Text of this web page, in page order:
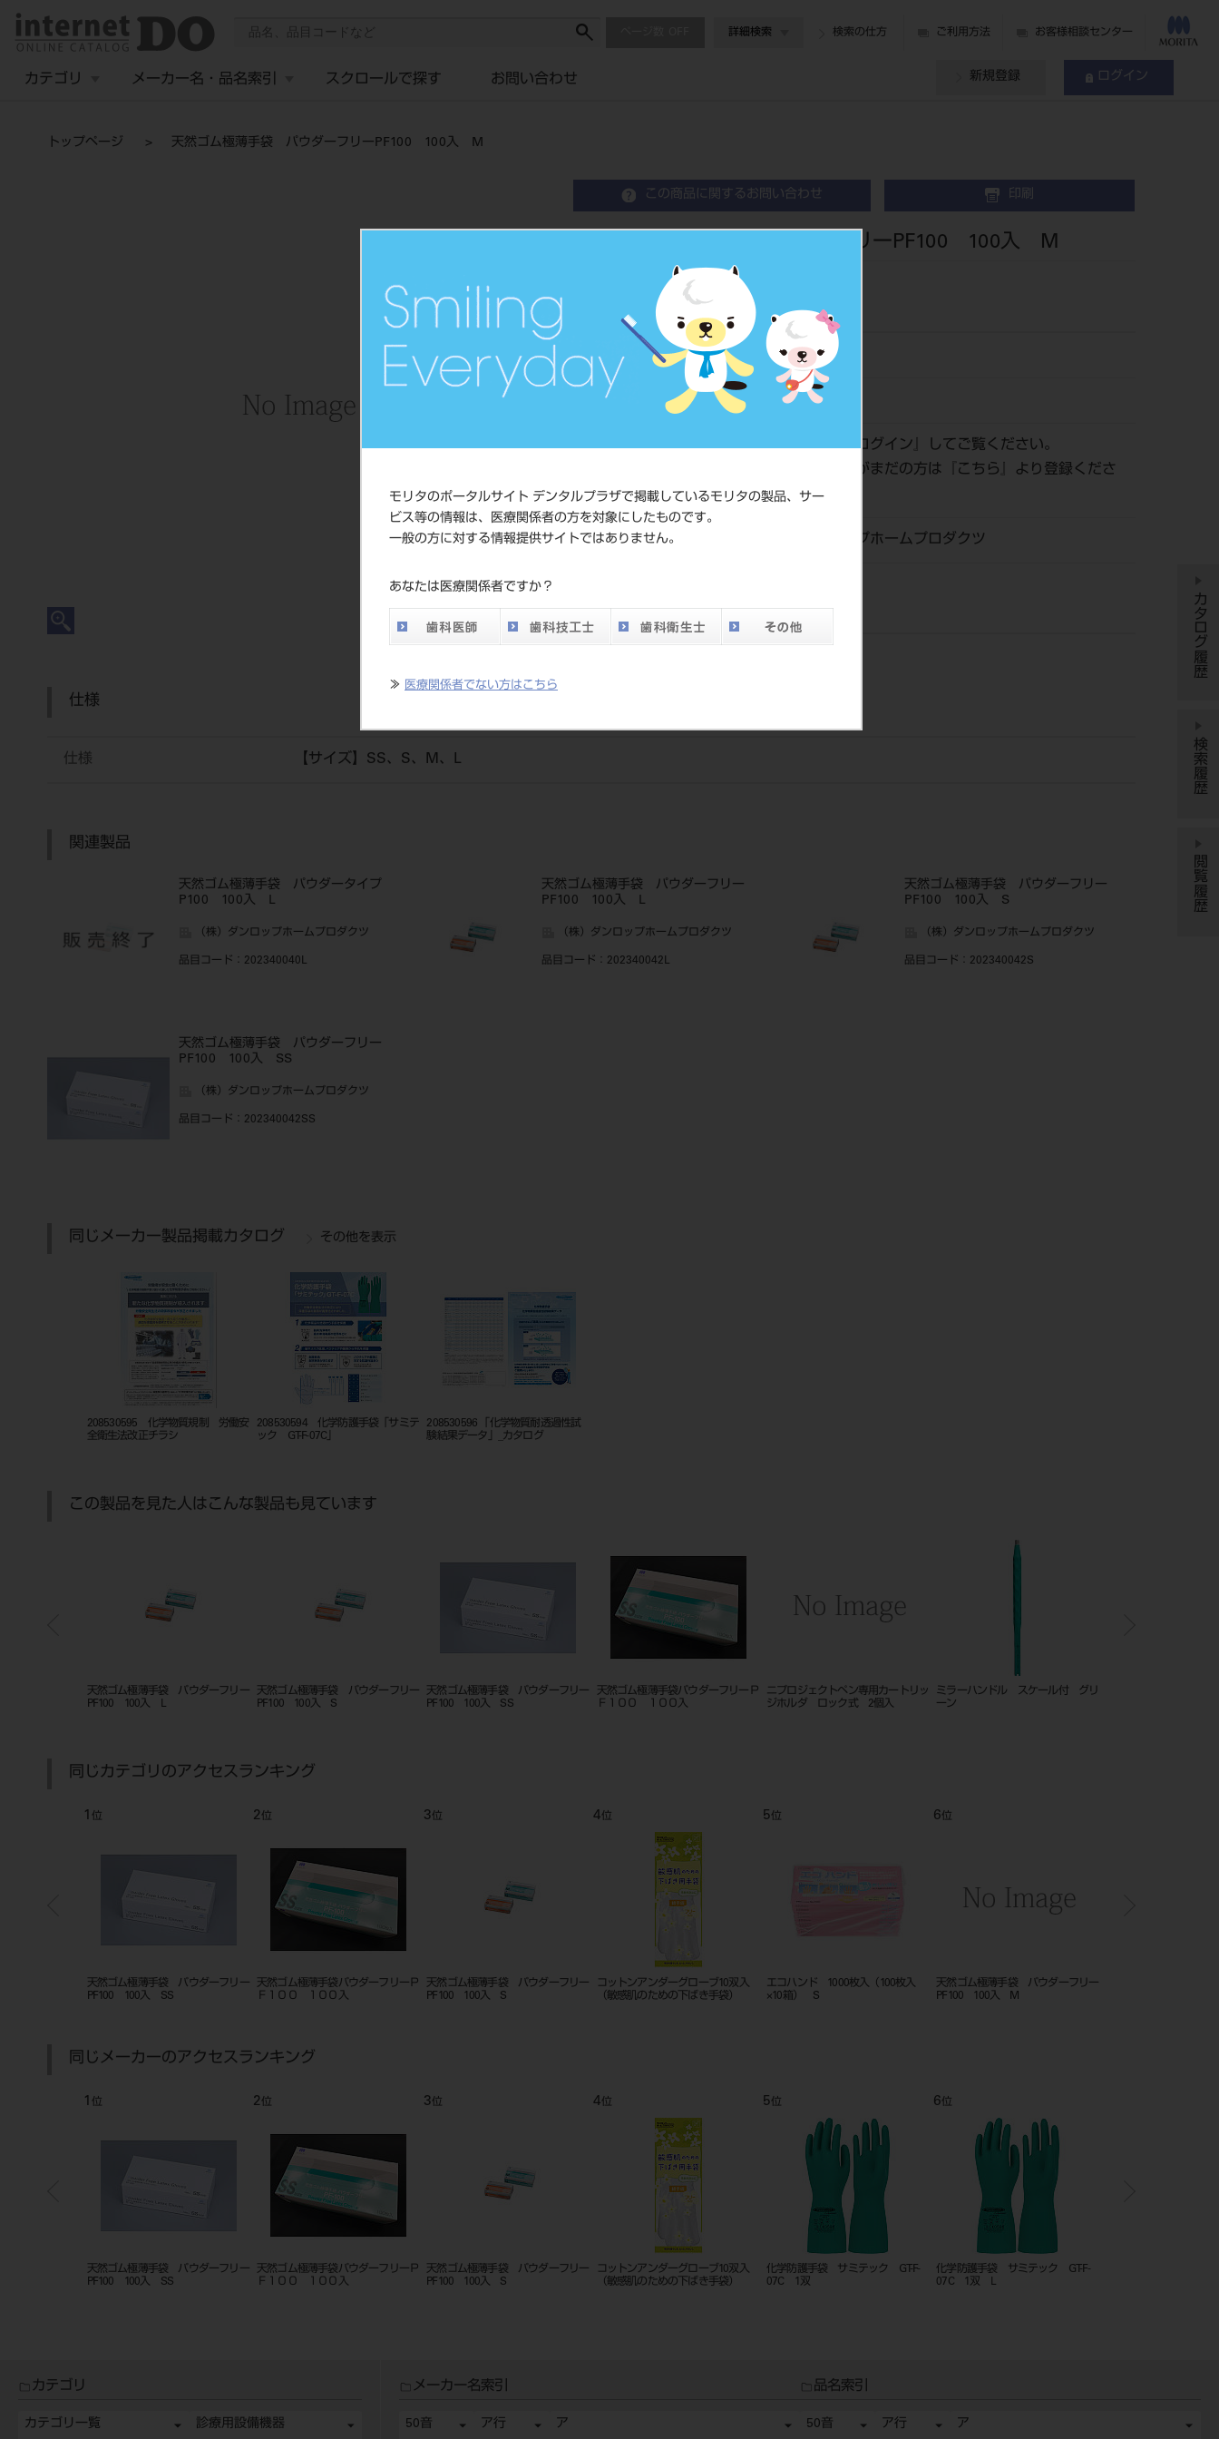
モリタのポータルサイト デンタルプラザで掲載しているモリタの製品、サー
ビス等の情報は、医療関係者の方を対象にしたものです。
一般の方に対する情報提供サイトではありません。
あなたは医療関係者ですか？
≫ 医療関係者でない方はこちら
詳細検索 検索の仕方 ご利用方法 お客様相談センター
カテゴリ メーカー名・品名索引 スクロールで探す お問い合わせ 新規登録 ログイン
トップページ 天然ゴム極薄手袋 パウダーフリーPF100 100入 M
この商品に関するお問い合わせ 印刷
天然ゴム極薄手袋 パウダーフリーPF100 100入 M
デンタルグローブ
品目コード 202340042M
JAN/EANコード 4904510072754
価格の確認は『ログイン 』してご覧ください。
ネット会員登録がまだの方は『
こちら
』より登録くださ
い。
メーカー （株）ダンロップホームプロダクツ
ジ
仕様
仕様 【サイズ】SS、S、M、L
関連製品
天然ゴム極薄手袋 パウダータイプ
P100 100入 L
（株）ダンロップホームプロダクツ
品目コード ：202340040L
天然ゴム極薄手袋 パウダーフリー
PF100 100入 L
（株）ダンロップホームプロダクツ
品目コード ：202340042L
天然ゴム極薄手袋 パウダーフリー
PF100 100入 S
（株）ダンロップホームプロダクツ
品目コード ：202340042S
天然ゴム極薄手袋 パウダーフリー
PF100 100入 SS
（株）ダンロップホームプロダクツ
品目コード ：202340042SS
同じメーカー製品掲載カタログ その他を表示
208530595 化学物質規制 労働安
全衛生法改正チラシ
208530594 化学防護手袋「サミテ
ック GT-F-07C」
208530596 「化学物質耐透過性試
験結果データ」_カタログ
この製品を見た人はこんな製品も見ています
ニトリル極うす手袋 NZ4430 200入
ホワイトS
ニトリル極うす手袋 NZ4430 200入
ホワイトL
ラボラトリーレーズ バフホルダー
（タケノコ） LL2/3/4共用 左用
ヘンケデント 自動吸引機構付
天然ゴム極薄手袋 パウダーフリー
PF100 100入 L
天然ゴム極薄手袋 パウダーフリー
PF100 100入 S
同じカテゴリのアクセスランキング
7 位
天然ゴム極薄手袋 パウダーフリー
PF100 100入 L
8 位
ハンドフィット ラテックスグロー
ブＰフリー１００枚入
9位
ハンドフィット ラテックスグロー
ブ パウダーフリー 100枚入 S
10位
ハンドフィット ラテックスグロー
ブ パウダーフリー 100枚入 SS
11位
ハンドフィット ラテックスグロー
ブ パウダーフリー 100枚入 M
12位
天然ゴム極薄手袋 パウダータイプ
P100 100入 L
同じメーカーのアクセスランキング
7 位
エコハンド 1000枚入（100枚入
×10箱） S
8 位
天然ゴム極薄手袋 パウダーフリー
PF100 100入 M
9位
化学防護手袋 サミテック GT-F-
07C 1双 LL
10位
天然ゴム極薄手袋 パウダーフリー
PF100 100入 L
11位
化学防護手袋 サミテック GT-F-
07C 1双 M
12位
化学防護手袋 サミテック GT-F-
07C 1双 S
カタログ履歴
検索履歴
閲覧履歴
カテゴリ
カテゴリ一覧 診療用設備機器
メーカー名索引
50音 ア行 ア
品名索引
50音 ア行 ア